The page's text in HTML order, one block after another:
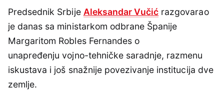
Predsednik Srbije Aleksandar Vučić razgovarao
je danas sa ministarkom odbrane Španije
Margaritom Robles Fernandes o
unapređenju vojno-tehničke saradnje, razmenu
iskustava i još snažnije povezivanje institucija dve
zemlje.